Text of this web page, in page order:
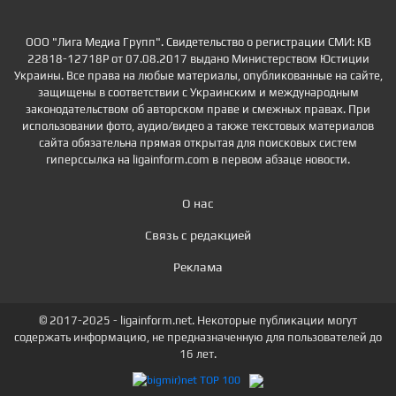
ООО "Лига Медиа Групп". Свидетельство о регистрации СМИ: КВ
22818-12718Р от 07.08.2017 выдано Министерством Юстиции
Украины. Все права на любые материалы, опубликованные на сайте,
защищены в соответствии с Украинским и международным
законодательством об авторском праве и смежных правах. При
использовании фото, аудио/видео а также текстовых материалов
сайта обязательна прямая открытая для поисковых систем
гиперссылка на ligainform.com в первом абзаце новости.
О нас
Связь с редакцией
Реклама
© 2017-2025 - ligainform.net. Некоторые публикации могут
содержать информацию, не предназначенную для пользователей до
16 лет.